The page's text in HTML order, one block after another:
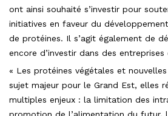
ont ainsi souhaité s’investir pour
initiatives en faveur du
de protéines. Il s’agit également de
encore d’investir dans des entreprises
« Les protéines végétales et
sujet majeur pour le Grand Est, elles
multiples enjeux : la limitation des